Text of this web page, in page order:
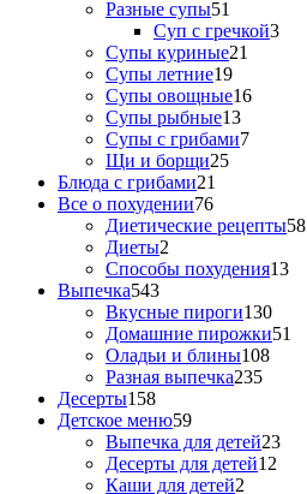
Разные супы51
Суп с гречкой3
Супы куриные21
Супы летние19
Супы овощные16
Супы рыбные13
Супы с грибами7
Щи и борщи25
Блюда с грибами21
Все о похудении76
Диетические рецепты58
Диеты2
Способы похудения13
Выпечка543
Вкусные пироги130
Домашние пирожки51
Оладьи и блины108
Разная выпечка235
Десерты158
Детское меню59
Выпечка для детей23
Десерты для детей12
Каши для детей2